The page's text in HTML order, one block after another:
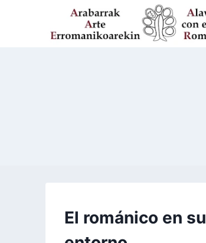
FORMACIÓN
El románico en su